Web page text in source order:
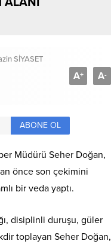
SİYASET
A+ A-
ABONE OL
Müdürü Seher Doğan,
önce son çekimini
bir veda yaptı.
disiplinli duruşu, güler
toplayan Seher Doğan,